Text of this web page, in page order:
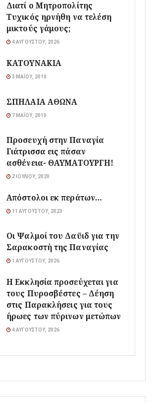
Διατί ο Μητροπολίτης
Τυχικός ηρνήθη να τελέση
μικτούς γάμους;
4 ΑΥΓΟΎΣΤΟΥ, 2026
ΚΑΤΟΥΝΑΚΙΑ
3 ΜΑΪ́ΟΥ, 2010
ΣΠΗΛΑΙΑ ΑΘΩΝΑ
7 ΜΑΪ́ΟΥ, 2010
Προσευχή στην Παναγία
Γιάτρισσα εις πάσαν
ασθένεια- ΘΑΥΜΑΤΟΥΡΓΗ!
2 ΙΟΥΛΊΟΥ, 2020
Απόστολοι εκ περάτων…
11 ΑΥΓΟΎΣΤΟΥ, 2023
Οι Ψαλμοί του Δαϋιδ για την
Σαρακοστή της Παναγίας
1 ΑΥΓΟΎΣΤΟΥ, 2026
Η Εκκλησία προσεύχεται για
τους Πυροσβέστες – Δέηση
στις Παρακλήσεις για τους
ήρωες των πύρινων μετώπων
4 ΑΥΓΟΎΣΤΟΥ, 2026